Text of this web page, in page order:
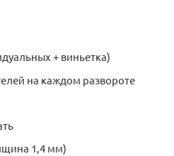
+ виньетка)
на каждом развороте
1,4 мм)